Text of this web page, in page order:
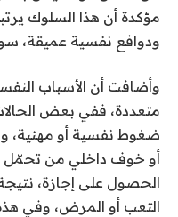
مؤكدة أن هذا السلوك
ودوافع نفسية عميقة،
وأضافت أن الأسباب
متعددة، ففي بعض
ضغوط نفسية أو مهنية،
أو خوف داخلي من تحمّل
الحصول على إجازة،
التعب أو المرض، وفي